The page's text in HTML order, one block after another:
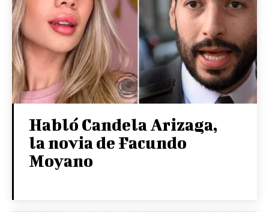
Habló Candela Arizaga,
la novia de Facundo
Moyano